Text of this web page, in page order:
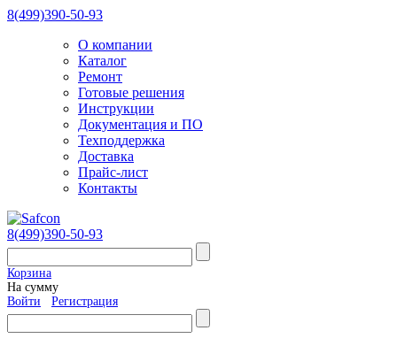
8(499)390-50-93
О компании
Каталог
Ремонт
Готовые решения
Инструкции
Документация и ПО
Техподдержка
Доставка
Прайс-лист
Контакты
8(499)390-50-93
Корзина
На сумму
Войти
Регистрация